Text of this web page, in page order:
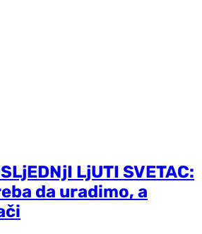
LjUTI SVETAC:
da uradimo, a